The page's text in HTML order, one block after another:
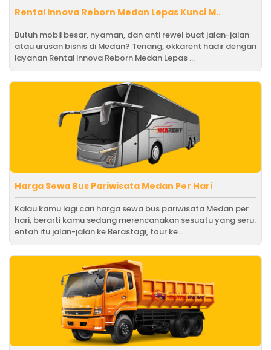
Rental Innova Reborn Medan Lepas Kunci M..
Butuh mobil besar, nyaman, dan anti rewel buat jalan-jalan
atau urusan bisnis di Medan? Tenang, okkarent hadir dengan
layanan Rental Innova Reborn Medan Lepas ...
Harga Sewa Bus Pariwisata Medan Per Hari
Kalau kamu lagi cari harga sewa bus pariwisata Medan per
hari, berarti kamu sedang merencanakan sesuatu yang seru:
entah itu jalan-jalan ke Berastagi, tour ke ...